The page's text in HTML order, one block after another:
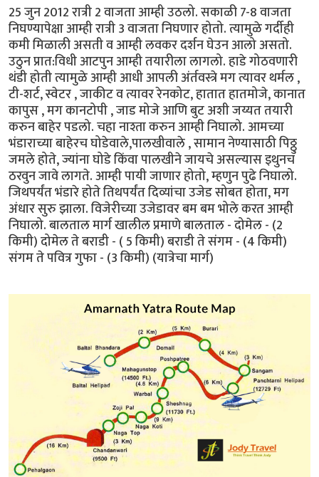
25 जुन 2012 रात्री 2 वाजता आम्ही उठलो. सकाळी 7-8 वाजता
निघण्यापेक्षा आम्ही रात्री 3 वाजता निघणार होतो. त्यामुळे गर्दीही
कमी मिळाली असती व आम्ही लवकर दर्शन घेउन आलो असतो.
उठुन प्रात:विधी आटपुन आम्ही तयारीला लागलो. हाडे गोठवणारी
थंडी होती त्यामुळे आम्ही आधी आपली अंर्तवस्त्रे मग त्यावर थर्मल ,
टी-शर्ट, स्वेटर , जाकीट व त्यावर रेनकोट, हातात हातमोजे, कानात
कापुस , मग कानटोपी , जाड मोजे आणि बुट अशी जय्यत तयारी
करुन बाहेर पडलो. चहा नाश्ता करुन आम्ही निघालो. आमच्या
भंडाराच्या बाहेरच घोडेवाले,पालखीवाले , सामान नेण्यासाठी पिठ्ठु
जमले होते, ज्यांना घोडे किंवा पालखीने जायचे असल्यास इथुनच
ठरवुन जावे लागते. आम्ही पायी जाणार होतो, म्हणुन पुढे निघालो.
जिथपर्यंत भंडारे होते तिथपर्यंत दिव्यांचा उजेड सोबत होता, मग
अंधार सुरु झाला. विजेरीच्या उजेडावर बम बम भोले करत आम्ही
निघालो. बालताल मार्ग खालील प्रमाणे बालताल - दोमेल - (2
किमी) दोमेल ते बराडी - ( 5 किमी) बराडी ते संगम - (4 किमी)
संगम ते पवित्र गुफा - (3 किमी) (यात्रेचा मार्ग)